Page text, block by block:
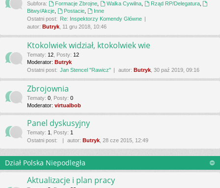
Subfora:
Formacje Zbrojne, Walka Cywilna, Rząd RP/Delegatura,
Bitwy/Akcje
Postacie,
Inne
Ostatni post: Re: Inspektorzy Komendy Główne
autor: Butryk , 11 gru 2018, 10:46
Ktokolwiek widział, ktokolwiek wie
Tematy: 12 Posty: 12
Moderator: Butryk
Ostatni post: Jan Stencel "Rawicz" autor: Butryk , 30 paź 2019, 09:16
Zbrojownia
Tematy: 0 Posty: 0
Moderator: virtualbob
Panel dyskusyjny
Tematy: 1 Posty: 1
Ostatni post:
autor: Butryk , 28 cze 2015, 12:49
Dział Polska Niepodległa
Aktualizacje i plan pracy